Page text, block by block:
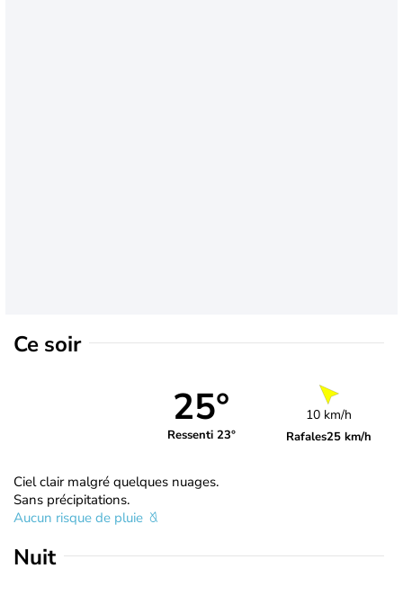
Ce soir
25°
Ressenti 23°
10 km/h
Rafales25 km/h
Ciel clair malgré quelques nuages.
Sans précipitations.
Aucun risque de pluie
Nuit